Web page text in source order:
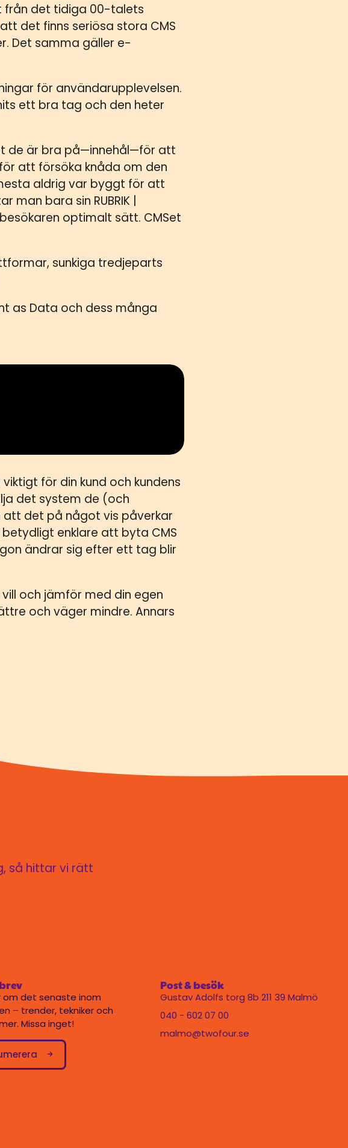
från det tidiga 00-talets
det finns seriösa stora CMS
Det samma gäller e-
för användarupplevelsen.
ett bra tag och den heter
de är bra på—innehål—för att
att försöka knåda om den
aldrig var byggt för att
bara sin RUBRIK |
besökaren optimalt sätt. CMSet
sunkiga tredjeparts
as Data och dess många
för din kund och kundens
det system de (och
det på något vis påverkar
enklare att byta CMS
ändrar sig efter ett tag blir
och jämför med din egen
och väger mindre. Annars
så hittar vi rätt
om det senaste inom
– trender, tekniker och
Missa inget!
Post & besök
Gustav Adolfs torg 8b 211 39 Malmö
040 - 602 07 00
malmo@twofour.se